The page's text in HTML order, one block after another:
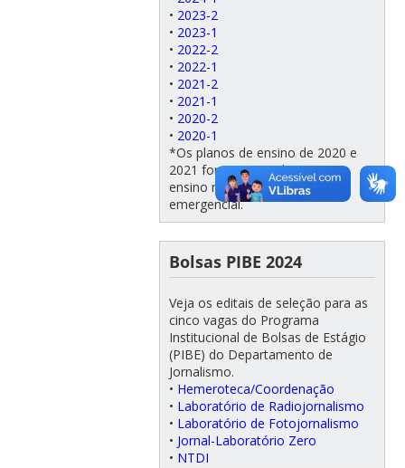
• 2023-2
• 2023-1
• 2022-2
• 2022-1
• 2021-2
• 2021-1
• 2020-2
• 2020-1
*Os planos de ensino de 2020 e
2021 foram ajustados para o
ensino remoto remoto
emergencial.
Bolsas PIBE 2024
Veja os editais de seleção para as
cinco vagas do Programa
Institucional de Bolsas de Estágio
(PIBE) do Departamento de
Jornalismo.
• Hemeroteca/Coordenação
• Laboratório de Radiojornalismo
• Laboratório de Fotojornalismo
• Jornal-Laboratório Zero
• NTDI